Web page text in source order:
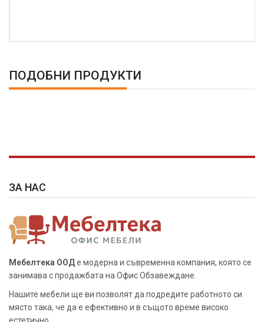
ПОДОБНИ ПРОДУКТИ
ЗА НАС
Мебелтека ООДе модерна и съвременна компания, която се
занимава с продажбата на Офис Обзавеждане.
Нашите мебели ще ви позволят да подредите работното си
място така, че да е ефективно и в същото време високо